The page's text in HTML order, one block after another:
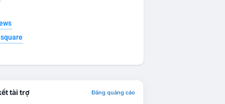
tài trợ Đăng quảng cáo